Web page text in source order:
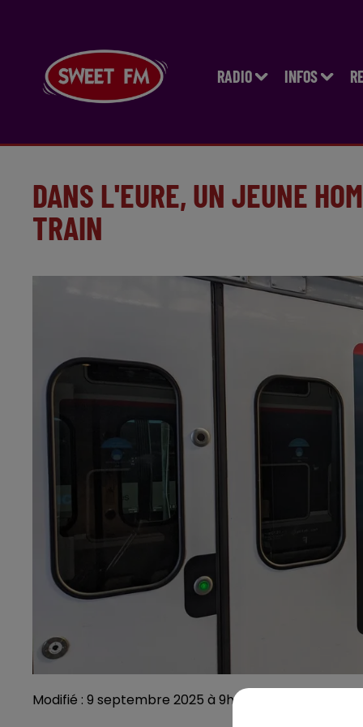
RADIO INFOS
DANS L'EURE, UN JEUNE
TRAIN
Modifié : 9 septembre 2025 à 9h25 par Julien